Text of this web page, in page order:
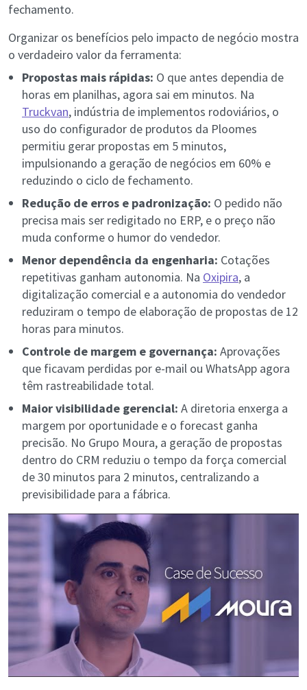
fechamento.
Organizar os benefícios pelo impacto de negócio mostra
o verdadeiro valor da ferramenta:
Propostas mais rápidas: O que antes dependia de
horas em planilhas, agora sai em minutos. Na
Truckvan, indústria de implementos rodoviários, o
uso do configurador de produtos da Ploomes
permitiu gerar propostas em 5 minutos,
impulsionando a geração de negócios em 60% e
reduzindo o ciclo de fechamento.
Redução de erros e padronização: O pedido não
precisa mais ser redigitado no ERP, e o preço não
muda conforme o humor do vendedor.
Menor dependência da engenharia: Cotações
repetitivas ganham autonomia. Na Oxipira, a
digitalização comercial e a autonomia do vendedor
reduziram o tempo de elaboração de propostas de 12
horas para minutos.
Controle de margem e governança: Aprovações
que ficavam perdidas por e-mail ou WhatsApp agora
têm rastreabilidade total.
Maior visibilidade gerencial: A diretoria enxerga a
margem por oportunidade e o forecast ganha
precisão. No Grupo Moura, a geração de propostas
dentro do CRM reduziu o tempo da força comercial
de 30 minutos para 2 minutos, centralizando a
previsibilidade para a fábrica.